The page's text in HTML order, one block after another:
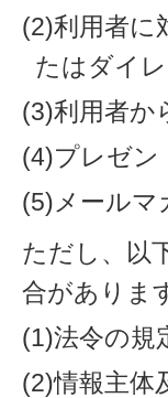
(2)利用者に
たはダイ
(3)利用者か
(4)プレゼン
(5)メールマ
ただし、以
合がありま
(1)法令の規
(2)情報主体